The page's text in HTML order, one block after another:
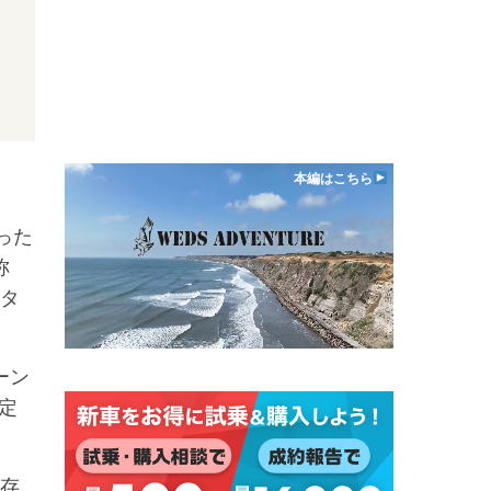
た
ン
本編はこちら